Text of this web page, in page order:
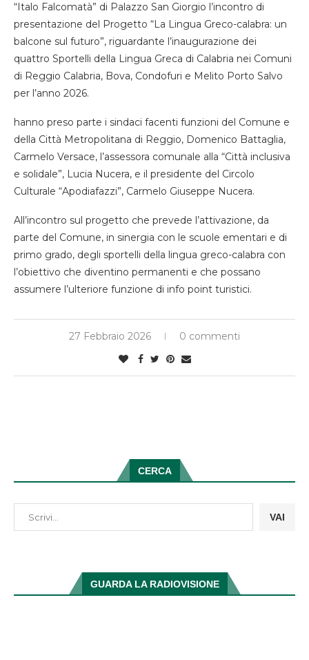
“Italo Falcomatà” di Palazzo San Giorgio l’incontro di
presentazione del Progetto “La Lingua Greco-calabra: un
balcone sul futuro”, riguardante l’inaugurazione dei
quattro Sportelli della Lingua Greca di Calabria nei Comuni
di Reggio Calabria, Bova, Condofuri e Melito Porto Salvo
per l’anno 2026.
hanno preso parte i sindaci facenti funzioni del Comune e
della Città Metropolitana di Reggio, Domenico Battaglia,
Carmelo Versace, l’assessora comunale alla “Città inclusiva
e solidale”, Lucia Nucera, e il presidente del Circolo
Culturale “Apodiafazzi”, Carmelo Giuseppe Nucera.
All’incontro sul progetto che prevede l’attivazione, da
parte del Comune, in sinergia con le scuole ementari e di
primo grado, degli sportelli della lingua greco-calabra con
l’obiettivo che diventino permanenti e che possano
assumere l’ulteriore funzione di info point turistici.
27 Febbraio 2026 0 commenti
CERCA
VAI
GUARDA LA RADIOVISIONE